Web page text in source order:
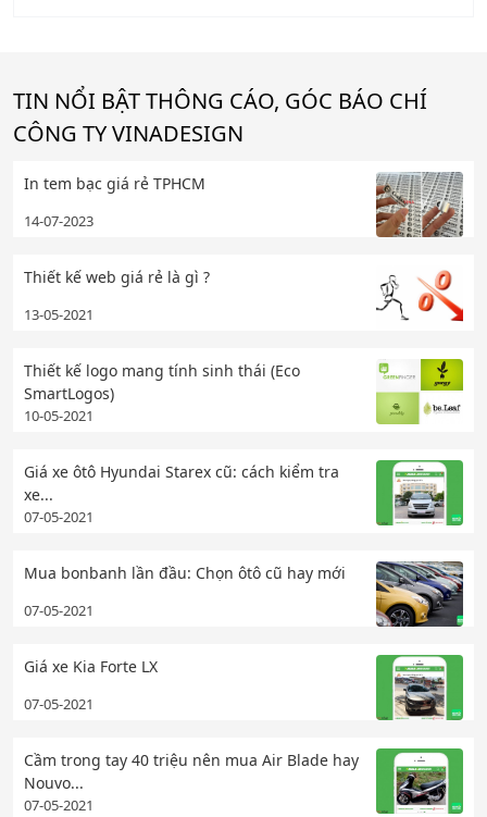
TIN NỔI BẬT THÔNG CÁO, GÓC BÁO CHÍ
CÔNG TY VINADESIGN
In tem bạc giá rẻ TPHCM
14-07-2023
Thiết kế web giá rẻ là gì ?
13-05-2021
Thiết kế logo mang tính sinh thái (Eco
SmartLogos)
10-05-2021
Giá xe ôtô Hyundai Starex cũ: cách kiểm tra
xe...
07-05-2021
Mua bonbanh lần đầu: Chọn ôtô cũ hay mới
07-05-2021
Giá xe Kia Forte LX
07-05-2021
Cầm trong tay 40 triệu nên mua Air Blade hay
Nouvo...
07-05-2021